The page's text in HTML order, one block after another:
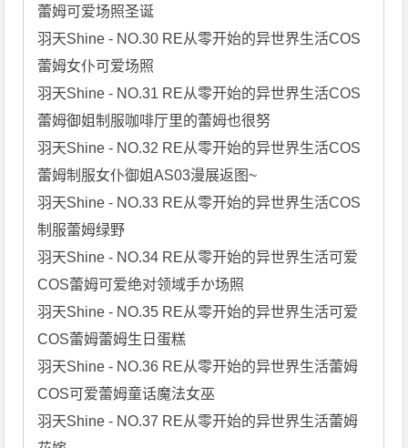
蕾姆可爱场照圣诞
羽天Shine - NO.30 RE从零开始的异世界生活COS
蕾姆女仆可爱场照
羽天Shine - NO.31 RE从零开始的异世界生活COS
蕾姆御姐制服咖啡厅里的蕾姆也很努
羽天Shine - NO.32 RE从零开始的异世界生活COS
蕾姆制服女仆御姐AS03漫展返图~
羽天Shine - NO.33 RE从零开始的异世界生活COS
制服蕾姆绿野
羽天Shine - NO.34 RE从零开始的异世界生活可爱
COS蕾姆可爱绝对领域手か场照
羽天Shine - NO.35 RE从零开始的异世界生活可爱
COS蕾姆蕾姆生日蛋糕
羽天Shine - NO.36 RE从零开始的异世界生活蕾姆
COS可爱蕾姆童话魔法女巫
羽天Shine - NO.37 RE从零开始的异世界生活蕾姆